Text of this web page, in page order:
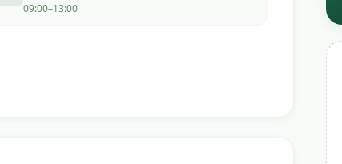
09:00–13:00